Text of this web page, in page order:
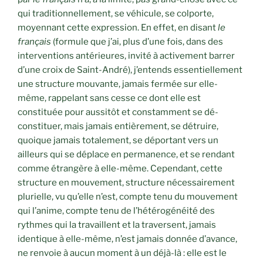
qui traditionnellement, se véhicule, se colporte,
moyennant cette expression. En effet, en disantle
français (formule que j’ai, plus d’une fois, dans des
interventions antérieures, invité à activement barrer
d’une croix de Saint-André), j’entends essentiellement
une structure mouvante, jamais fermée sur elle-
même, rappelant sans cesse ce dont elle est
constituée pour aussitôt et constamment se dé-
constituer, mais jamais entièrement, se détruire,
quoique jamais totalement, se déportant vers un
ailleurs qui se déplace en permanence, et se rendant
comme étrangère à elle-même. Cependant, cette
structure en mouvement, structure nécessairement
plurielle, vu qu’elle n’est, compte tenu du mouvement
qui l’anime, compte tenu de l’hétérogénéité des
rythmes qui la travaillent et la traversent, jamais
identique à elle-même, n’est jamais donnée d’avance,
ne renvoie à aucun moment à un déjà-là : elle est le